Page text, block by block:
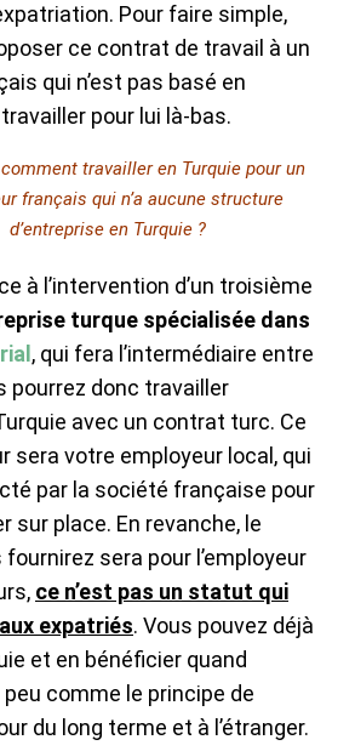
Pour faire simple,
ce contrat de travail à un
qui n’est pas basé en
pour lui là-bas.
travailler en Turquie pour un
français qui n’a aucune structure
d’entreprise en Turquie ?
à l’intervention d’un troisième
turque spécialisée dans
, qui fera l’intermédiaire entre
pourrez donc travailler
avec un contrat turc. Ce
sera votre employeur local, qui
par la société française pour
sur place. En revanche, le
sera pour l’employeur
ce n’est pas un statut qui
expatriés. Vous pouvez déjà
et en bénéficier quand
peu comme le principe de
du long terme et à l’étranger.